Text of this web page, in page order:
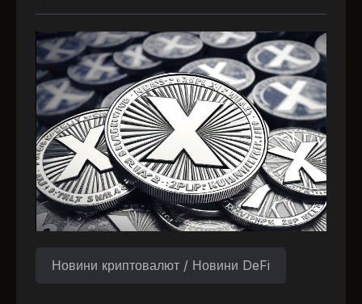
Новини криптовалют / Новини DeFi